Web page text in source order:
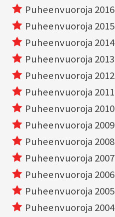
Puheenvuoroja 2016
Puheenvuoroja 2015
Puheenvuoroja 2014
Puheenvuoroja 2013
Puheenvuoroja 2012
Puheenvuoroja 2011
Puheenvuoroja 2010
Puheenvuoroja 2009
Puheenvuoroja 2008
Puheenvuoroja 2007
Puheenvuoroja 2006
Puheenvuoroja 2005
Puheenvuoroja 2004